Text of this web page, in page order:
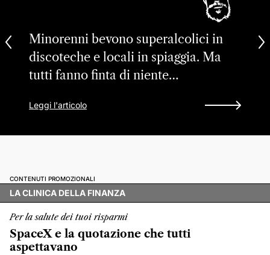
Minorenni bevono superalcolici in
discoteche e locali in spiaggia. Ma
tutti fanno finta di niente…
Leggi l'articolo
CONTENUTI PROMOZIONALI
LA CLINICA DELLA FINANZA
Per la salute dei tuoi risparmi
SpaceX e la quotazione che tutti
aspettavano